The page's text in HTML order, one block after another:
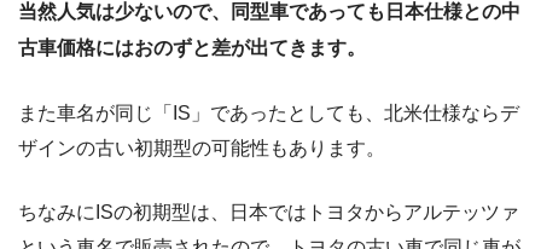
当然人気は少ないので、同型車であっても日本仕様との中
古車価格にはおのずと差が出てきます。
また車名が同じ「IS」であったとしても、北米仕様ならデ
ザインの古い初期型の可能性もあります。
ちなみにISの初期型は、日本ではトヨタからアルテッツァ